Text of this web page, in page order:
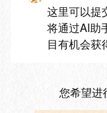
这里可以提
将通过AI助
目有机会获
您希望进